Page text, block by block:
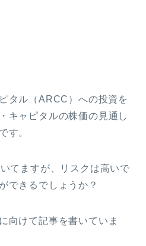
タル（ARCC）への投資を
キャピタルの株価の見通し
す。
てますが、リスクは高いで
できるでしょうか？
向けて記事を書いていま